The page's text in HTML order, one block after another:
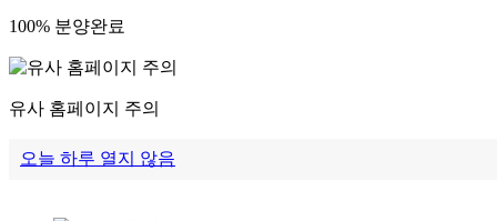
100% 분양완료
유사 홈페이지 주의
오늘 하루 열지 않음